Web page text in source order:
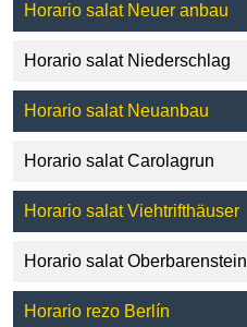
Horario salat Neuer anbau
Horario salat Niederschlag
Horario salat Neuanbau
Horario salat Carolagrun
Horario salat Viehtrifthäuser
Horario salat Oberbarenstein
Horario rezo Berlín